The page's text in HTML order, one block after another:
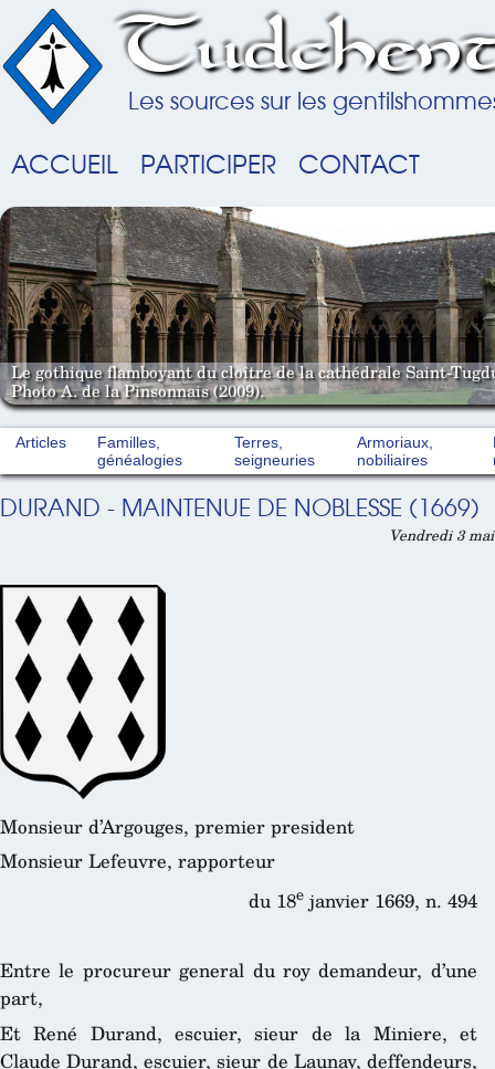
Les sources sur les
ACCUEIL PARTICIPER CONTACT
Le gothique flamboyant du cloître de la cathédrale Saint-
Photo A. de la Pinsonnais (2009).
Articles
Familles,
généalogies
Terres,
seigneuries
Armoriaux,
nobiliaires
DURAND - MAINTENUE DE NOBLESSE (1669)
Vendredi 3
Monsieur d’Argouges, premier president
Monsieur Lefeuvre, rapporteur
du 18ejanvier 1669, n. 494
Entre le procureur general du roy demandeur, d’une
part,
Et René Durand, escuier, sieur de la Miniere, et
Claude Durand, escuier, sieur de Launay, deffendeurs,